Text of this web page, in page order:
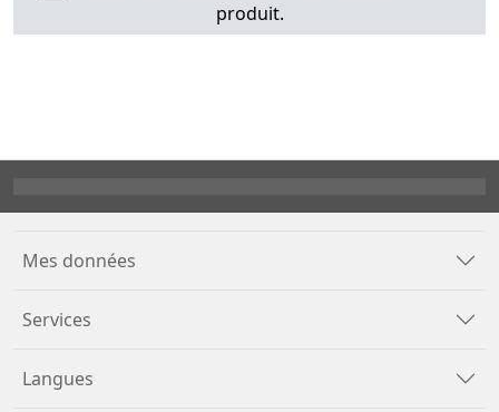
produit.
Mes données
Services
Langues